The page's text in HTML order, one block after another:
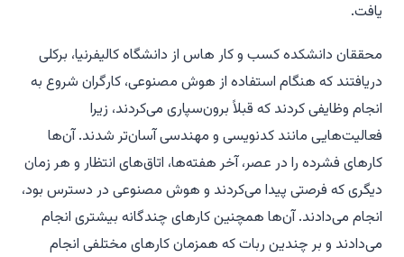
یافت.
محققان دانشکده کسب و کار هاس از دانشگاه کالیفرنیا، برکلی
دریافتند که هنگام استفاده از هوش مصنوعی، کارگران شروع به
انجام وظایفی کردند که قبلاً برون‌سپاری می‌کردند، زیرا
فعالیت‌هایی مانند کدنویسی و مهندسی آسان‌تر شدند. آن‌ها
کارهای فشرده را در عصر، آخر هفته‌ها، اتاق‌های انتظار و هر زمان
دیگری که فرصتی پیدا می‌کردند و هوش مصنوعی در دسترس بود،
انجام می‌دادند. آن‌ها همچنین کارهای چندگانه بیشتری انجام
می‌دادند و بر چندین ربات که همزمان کارهای مختلفی انجام